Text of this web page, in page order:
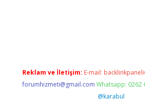
Reklam ve İletişim: E-mail:
forumhizmeti@gmail.com Whatsapp: 0262
@karabul